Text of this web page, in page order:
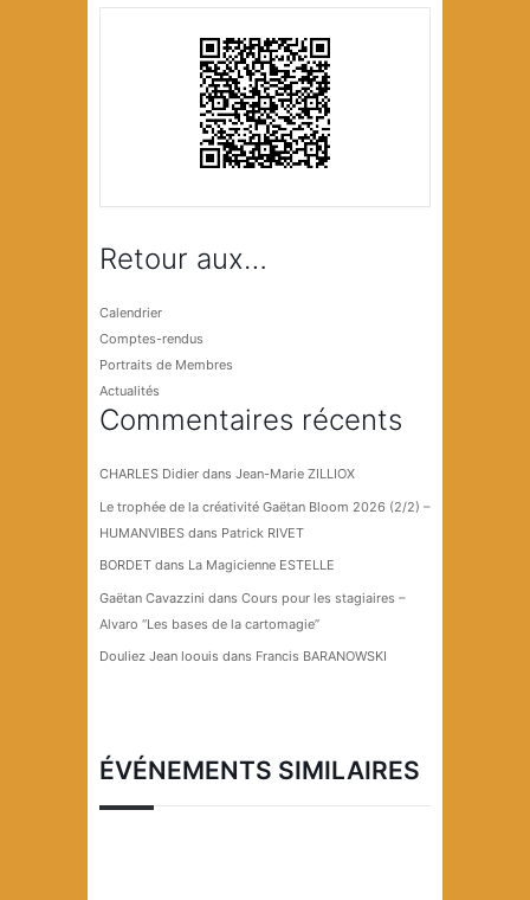
Retour aux…
Calendrier
Comptes-rendus
Portraits de Membres
Actualités
Commentaires récents
CHARLES Didier dans Jean-Marie ZILLIOX
Le trophée de la créativité Gaëtan Bloom 2026 (2/2) –
HUMANVIBES dans Patrick RIVET
BORDET dans La Magicienne ESTELLE
Gaëtan Cavazzini dans Cours pour les stagiaires –
Alvaro “Les bases de la cartomagie”
Douliez Jean loouis dans Francis BARANOWSKI
ÉVÉNEMENTS SIMILAIRES